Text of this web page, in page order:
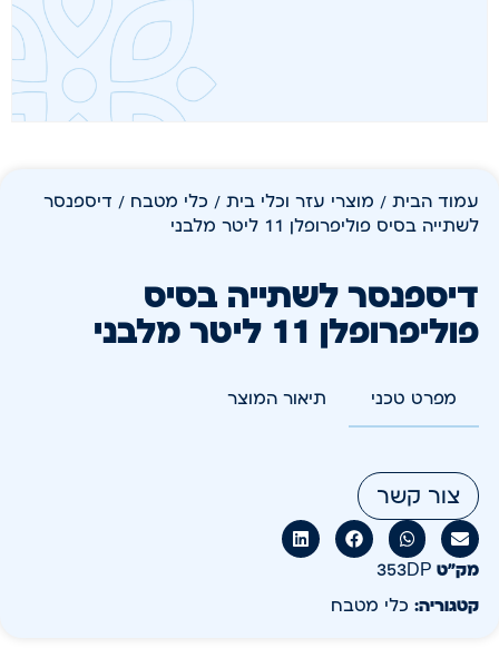
עמוד הבית / מוצרי עזר וכלי בית / כלי מטבח / דיספנסר
לשתייה בסיס פוליפרופלן 11 ליטר מלבני
דיספנסר לשתייה בסיס
פוליפרופלן 11 ליטר מלבני
מפרט טכני תיאור המוצר
צור קשר
מק״ט 353DP
קטגוריה: כלי מטבח